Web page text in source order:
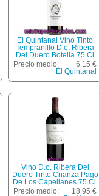
El Quintanal Vino Tinto
Tempranillo D.o. Ribera
Del Duero Botella 75 Cl
Precio medio:
6.15 €
El Quintanal
Vino D.o. Ribera Del
Duero Tinto Crianza Pago
De Los Capellanes 75 Cl.
Precio medio:
18.95 €